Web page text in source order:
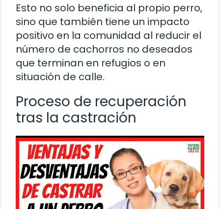
Esto no solo beneficia al propio perro,
sino que también tiene un impacto
positivo en la comunidad al reducir el
número de cachorros no deseados
que terminan en refugios o en
situación de calle.
Proceso de recuperación
tras la castración